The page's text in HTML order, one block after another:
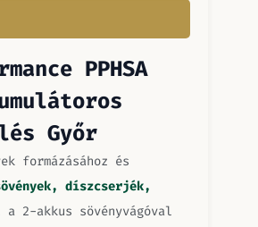
PPHSA
Győr
formázásához és
díszcserjék,
2-akkus sövényvágóval